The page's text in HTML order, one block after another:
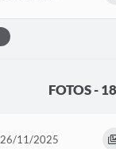
FOTOS -
26/11/2025